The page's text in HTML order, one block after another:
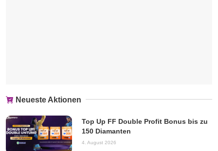
Neueste Aktionen
Top Up FF Double Profit Bonus bis zu
150 Diamanten
4. August 2026